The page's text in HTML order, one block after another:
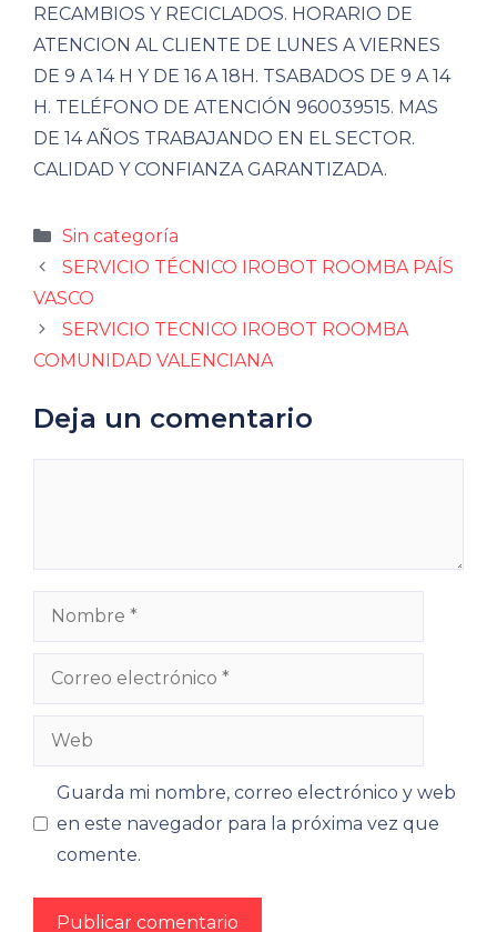
RECAMBIOS Y RECICLADOS. HORARIO DE
ATENCION AL CLIENTE DE LUNES A VIERNES
DE 9 A 14 H Y DE 16 A 18H. TSABADOS DE 9 A 14
H. TELÉFONO DE ATENCIÓN 960039515. MAS
DE 14 AÑOS TRABAJANDO EN EL SECTOR.
CALIDAD Y CONFIANZA GARANTIZADA.
Categorías
Sin categoría
SERVICIO TÉCNICO IROBOT ROOMBA PAÍS
VASCO
SERVICIO TECNICO IROBOT ROOMBA
COMUNIDAD VALENCIANA
Deja un comentario
Nombre
Correo
Web
Guarda mi nombre, correo electrónico y web
en este navegador para la próxima vez que
comente.